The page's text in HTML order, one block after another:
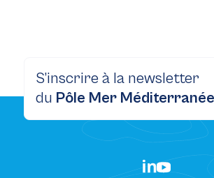
S’inscrire à la newsletter
du Pôle Mer Méditerranée